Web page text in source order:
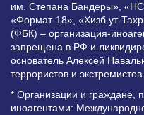
им. Степана Бандеры»,
«Формат-18», «Хизб ут-
(ФБК) – организация-
запрещена в РФ и
основатель Алексей
террористов и экстремистов.
* Организации и
иноагентами: